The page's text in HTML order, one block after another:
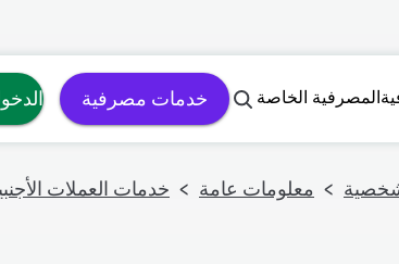
المصرفية الخاصة خدمات مصرفية
معلومات عامة خدمات العملات